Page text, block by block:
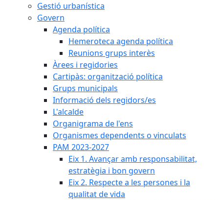
Gestió urbanística
Govern
Agenda política
Hemeroteca agenda política
Reunions grups interès
Àrees i regidories
Cartipàs: organització política
Grups municipals
Informació dels regidors/es
L'alcalde
Organigrama de l'ens
Organismes dependents o vinculats
PAM 2023-2027
Eix 1. Avançar amb responsabilitat,
estratègia i bon govern
Eix 2. Respecte a les persones i la
qualitat de vida